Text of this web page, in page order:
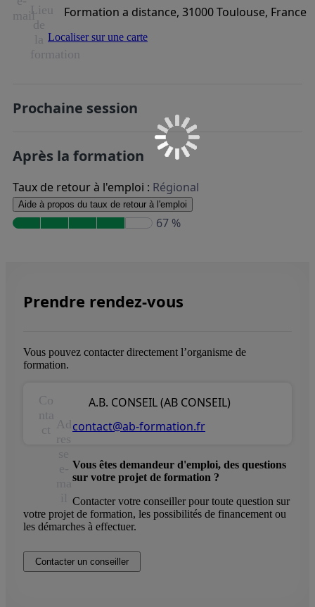
mailLieu
de
la
formation
Formation a distance, 31000 Toulouse, France
Localiser sur une carte
Prochaine session
Après la formation
Taux de retour à l'emploi : Régional
Aide à propos du taux de retour à l'emploi
67 %
Prendre rendez-vous
Vous pouvez contacter directement l’organisme de
formation.
Co
nta
ct
A.B. CONSEIL (AB CONSEIL)
Ad
res
contact@ab-formation.fr
Vous êtes demandeur d'emploi, des questions
sur votre projet de formation ?
Contacter votre conseiller pour toute question sur
votre projet de formation, les possibilités de financement ou
les démarches à effectuer.
Contacter un conseiller